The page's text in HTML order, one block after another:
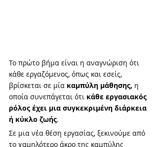
Το πρώτο βήμα είναι η αναγνώριση ότι
κάθε εργαζόμενος, όπως και εσείς,
βρίσκεται σε μία καμπύλη μάθησης, η
οποία συνεπάγεται ότι κάθε εργασιακός
ρόλος έχει μια συγκεκριμένη διάρκεια
ή κύκλο ζωής.
Σε μια νέα θέση εργασίας, ξεκινούμε από
το χαμηλότερο άκρο της καμπύλης